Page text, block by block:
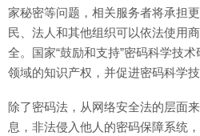
家秘密等问题，相关服务者将承担
民、法人和其他组织可以依法使用
全。国家“鼓励和支持”密码科学技
领域的知识产权，并促进密码科学技
除了密码法，从网络安全法的层面
息，非法侵入他人的密码保障系统